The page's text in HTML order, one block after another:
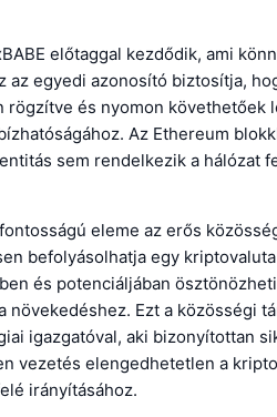
előtaggal kezdődik, ami
egyedi azonosító biztosítja,
rögzítve és nyomon követhetőek
Az Ethereum
sem rendelkezik a hálózat
eleme az erős
befolyásolhatja egy
és potenciáljában
Ezt a közösségi
igazgatóval, aki bizonyítottan
vezetés elengedhetetlen a
irányításához.